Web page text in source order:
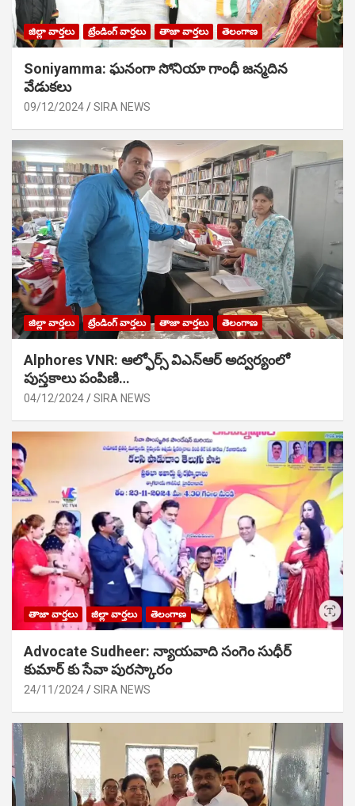
జిల్లా వార్తలు ట్రేండింగ్ వార్తలు తాజా వార్తలు తెలంగాణ
Soniyamma: ఘ‌నంగా సోనియా గాంధీ జ‌న్మ‌దిన
వేడుక‌లు
09/12/2024 SIRA NEWS
జిల్లా వార్తలు ట్రేండింగ్ వార్తలు తాజా వార్తలు తెలంగాణ
Alphores VNR: ఆల్ఫోర్స్ విఎన్ఆర్ అద్వర్యంలో
పుస్తకాలు పంపిణి…
04/12/2024 SIRA NEWS
తాజా వార్తలు జిల్లా వార్తలు తెలంగాణ
Advocate Sudheer: న్యాయవాది సంగెం సుధీర్
కుమార్ కు సేవా పురస్కారం
24/11/2024 SIRA NEWS